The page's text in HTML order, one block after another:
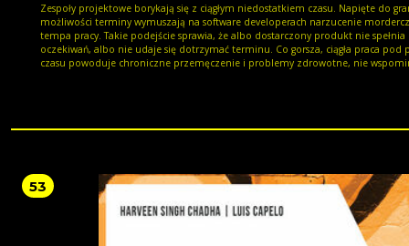
Zespoły projektowe borykają się z ciągłym niedostatkiem czasu. Napięte do
możliwości terminy wymuszają na software developerach narzucenie
tempa pracy. Takie podejście sprawia, że albo dostarczony produkt nie spełnia
oczekiwań, albo nie udaje się dotrzymać terminu. Co gorsza, ciągła praca pod
czasu powoduje chroniczne przemęczenie i problemy zdrowotne, nie
ryzykiem, podstawy projektowania aplikacji oraz planowanie cyklu życia
jedna magiczna metoda przydatna w każdych warunkach — w tej książce
krytycznie przeanalizowano najprzydatniejsze rozwiązania z różnych branż
oprogramowania. Najważniejsze zagadnienia przedstawione w książce: strategie
szybkiego projektowania i sprawdzone rozwiązania rozwiązania przyśpieszające
realizację projektu, takie jak prototypowanie, języki szybkiego projektowania,
53